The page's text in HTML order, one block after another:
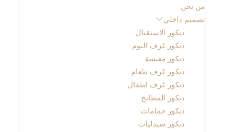
من نحن
تصميم داخلي
ديكور الاستقبال
ديكور غرف النوم
ديكور معيشة
ديكور غرف طعام
ديكور غرف اطفال
ديكور المطابخ
ديكور حمامات
ديكور صيدليات